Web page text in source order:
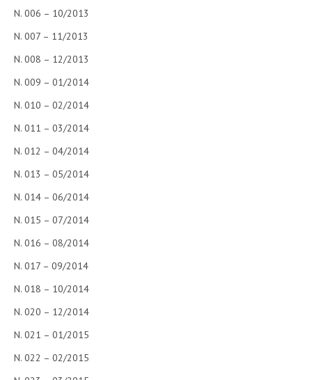
INVITI E PROMOZIONI
N. 006 – 10/2013
N. 007 – 11/2013
N. 008 – 12/2013
N. 009 – 01/2014
N. 010 – 02/2014
N. 011 – 03/2014
N. 012 – 04/2014
N. 013 – 05/2014
N. 014 – 06/2014
N. 015 – 07/2014
N. 016 – 08/2014
N. 017 – 09/2014
N. 018 – 10/2014
N. 020 – 12/2014
N. 021 – 01/2015
N. 022 – 02/2015